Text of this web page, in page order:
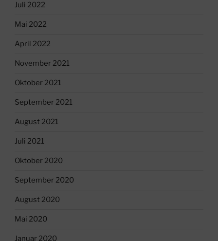
Juli 2022
Mai 2022
April 2022
November 2021
Oktober 2021
September 2021
August 2021
Juli 2021
Oktober 2020
September 2020
August 2020
Mai 2020
Januar 2020